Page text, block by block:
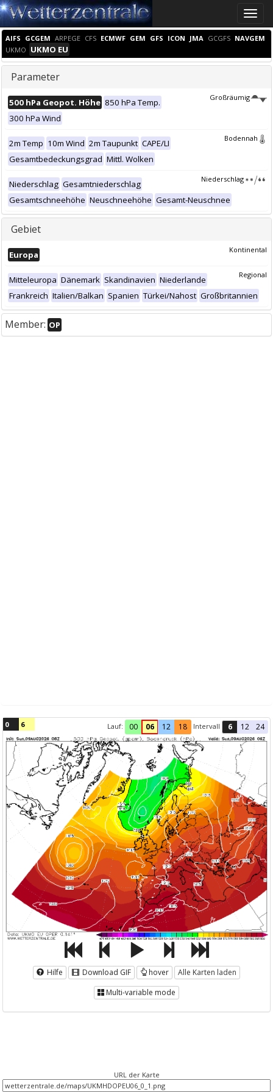
Toggle
AIFS GCGEM ARPEGE CFS ECMWF GEM GFS ICON JMA GCGFS NAVGEM
UKMO UKMO EU
Parameter
Großräumig
500 hPa Geopot. Höhe 850 hPa Temp.
300 hPa Wind
Bodennah
2m Temp 10m Wind 2m Taupunkt CAPE/LI
Gesamtbedeckungsgrad Mittl. Wolken
Niederschlag
Niederschlag Gesamtniederschlag
Gesamtschneehöhe Neuschneehöhe Gesamt-Neuschnee
Gebiet
Kontinental
Europa
Regional
Mitteleuropa Dänemark Skandinavien Niederlande
Frankreich Italien/Balkan Spanien Türkei/Nahost Großbritannien
Member: OP
0 6 Lauf: 00 06 12 18 Intervall 6 12 24
Hilfe Download GIF hover
Alle Karten laden
Multi-variable mode
URL der Karte